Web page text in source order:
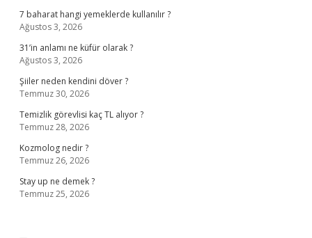
7 baharat hangi yemeklerde kullanılır ?
Ağustos 3, 2026
31’in anlamı ne küfür olarak ?
Ağustos 3, 2026
Şiiler neden kendini döver ?
Temmuz 30, 2026
Temizlik görevlisi kaç TL alıyor ?
Temmuz 28, 2026
Kozmolog nedir ?
Temmuz 26, 2026
Stay up ne demek ?
Temmuz 25, 2026